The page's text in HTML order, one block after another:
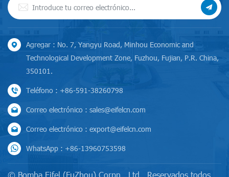
Agregar : No. 7, Yangyu Road, Minhou Economic and
Technological Development Zone, Fuzhou, Fujian, P.R. China,
350101.
Teléfono : +86-591-38260798
Correo electrónico : sales@eifelcn.com
Correo electrónico : export@eifelcn.com
WhatsApp : +86-13960753598